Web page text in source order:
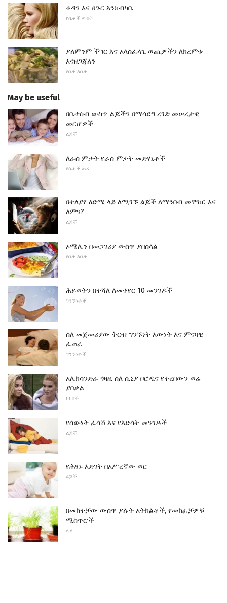
ቆዳን እና ፀጉር እንክብካቤ
የሴቶች ውበት
ያለምንም ችግር እና አላስፈላጊ ወጪዎችን ለክረምቱ
እናዘጋጃለን
የቤት ለቤት
May be useful
በቤተሰብ ውስጥ ልጆችን በማሳደግ ረገድ መሠረታዊ
መርሆዎች
ልጆች
ለራስ ምታት የራስ ምታት መድሃኒቶች
የሴቶች ጤና
በተለያየ ዕድሜ ላይ ለሚገኙ ልጆች ለማንበብ መሞከር እና
ለምን?
ልጆች
ኦሜሌን በመጋገሪያ ውስጥ ያበስላል
የቤት ለቤት
ሕይወትን በተሻለ ለመቀየር 10 መንገዶች
ግንኙነቶች
ስለ መጀመሪያው ቅርብ ግንኙነት እውነት እና ምናባዊ
ፈጠራ
ግንኙነቶች
አሌክሳንድራ ጎዛዚ ስለ ሲኒያ ቦሮዲና የቀረበውን ወሬ
ያበቃል
ኮከቦች
የሰውነት ፈሳሽ እና የእድሳት መንገዶች
ልጆች
የሕፃኑ እድገት በአሥረኛው ወር
ልጆች
በመክተቻው ውስጥ ያሉት አትክልቶች, የመክፈቻዎቹ
ሚስጥሮች
ሌላ